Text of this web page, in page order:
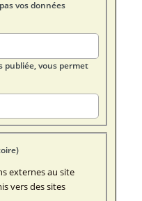
vos données
publiée, vous permet
(obligatoire)
externes au site
vers des sites